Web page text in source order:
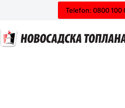
Telefon: 0800 100